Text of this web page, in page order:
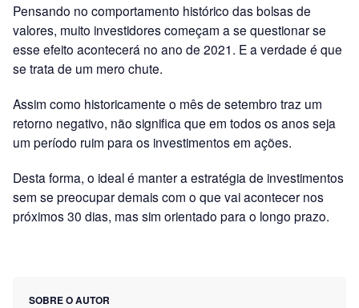
Pensando no comportamento histórico das bolsas de
valores, muito investidores começam a se questionar se
esse efeito acontecerá no ano de 2021. E a verdade é que
se trata de um mero chute.
Assim como historicamente o mês de setembro traz um
retorno negativo, não significa que em todos os anos seja
um período ruim para os investimentos em ações.
Desta forma, o ideal é manter a estratégia de investimentos
sem se preocupar demais com o que vai acontecer nos
próximos 30 dias, mas sim orientado para o longo prazo.
SOBRE O AUTOR